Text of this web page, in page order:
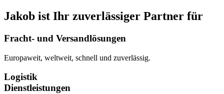
Jakob ist Ihr zuverlässiger Partner für
Fracht- und Versandlösungen
Europaweit, weltweit, schnell und zuverlässig.
Logistik
Dienstleistungen